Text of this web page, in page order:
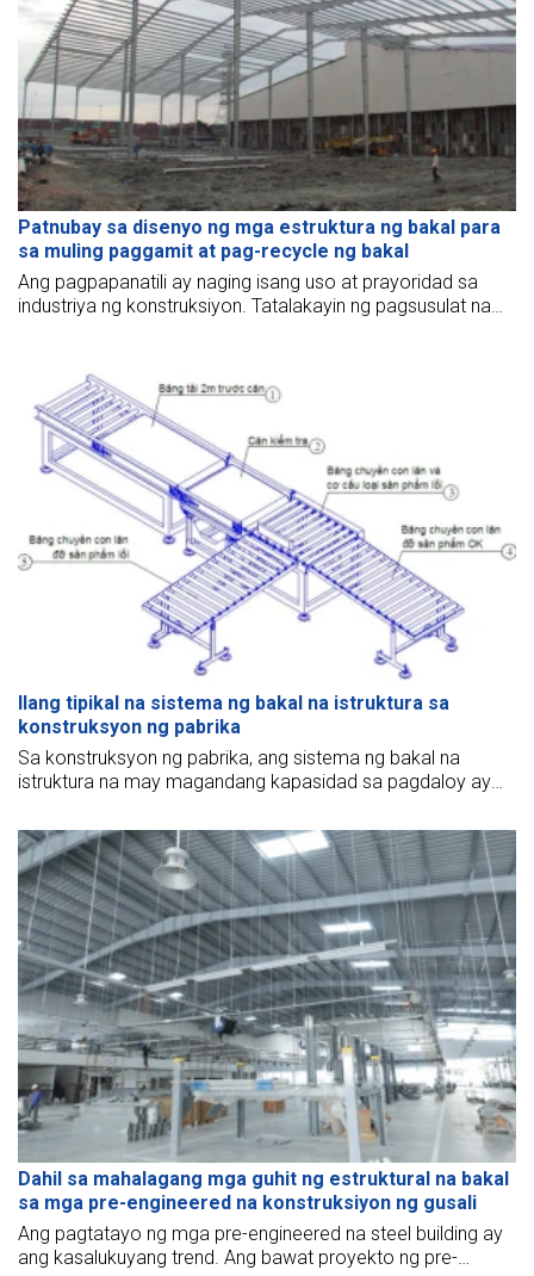
Patnubay sa disenyo ng mga estruktura ng bakal para
sa muling paggamit at pag-recycle ng bakal
Ang pagpapanatili ay naging isang uso at prayoridad sa
industriya ng konstruksiyon. Tatalakayin ng pagsusulat na
disenyo para sa mga gusaling bakal.
Ilang tipikal na sistema ng bakal na istruktura sa
konstruksyon ng pabrika
Sa konstruksyon ng pabrika, ang sistema ng bakal na
istruktura na may magandang kapasidad sa pagdaloy ay
ng bakal? Upang sagutin ang mga katanungan, magbibigay
ang BMB Steel ng tiyak na impormasyon sa artikulong nasa
ibaba.
Dahil sa mahalagang mga guhit ng estruktural na bakal
sa mga pre-engineered na konstruksiyon ng gusali
Ang pagtatayo ng mga pre-engineered na steel building ay
ang kasalukuyang trend. Ang bawat proyekto ng pre-